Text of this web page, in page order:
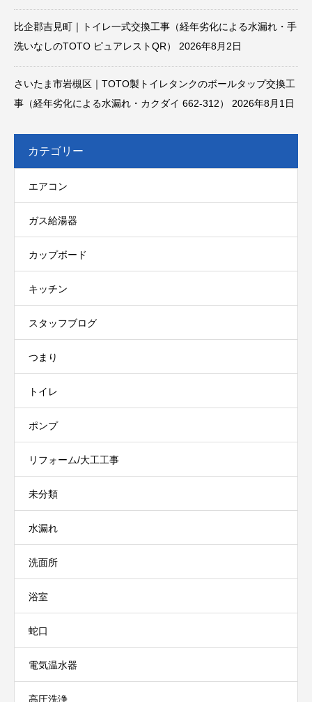
比企郡吉見町｜トイレ一式交換工事（経年劣化による水漏れ・手
洗いなしのTOTO ピュアレストQR）
2026年8月2日
さいたま市岩槻区｜TOTO製トイレタンクのボールタップ交換工
事（経年劣化による水漏れ・カクダイ 662-312）
2026年8月1日
カテゴリー
エアコン
ガス給湯器
カップボード
キッチン
スタッフブログ
つまり
トイレ
ポンプ
リフォーム/大工工事
未分類
水漏れ
洗面所
浴室
蛇口
電気温水器
高圧洗浄